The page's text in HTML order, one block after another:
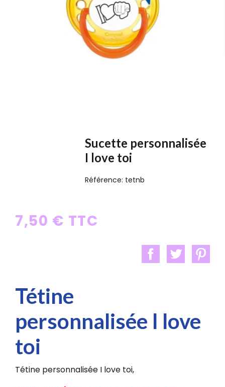
Sucette personnalisée
I love toi
Référence: tetnb
7,50 € TTC
Tétine
personnalisée I love
toi
Tétine personnalisée I love toi,